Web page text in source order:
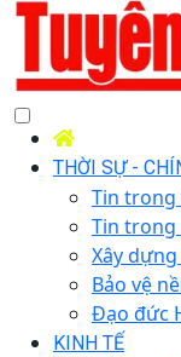
THỜI SỰ -
Tin trong
Tin trong
Xây
Bảo vệ
Đạo đức
KINH TẾ